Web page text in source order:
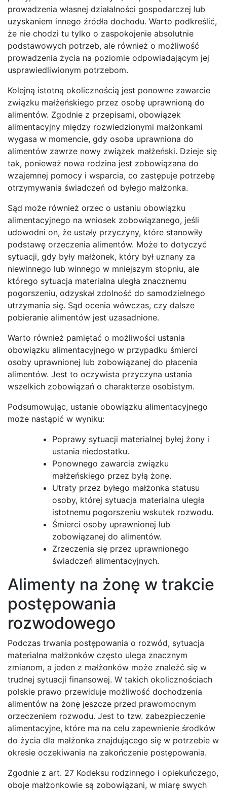
prowadzenia własnej działalności gospodarczej lub
uzyskaniem innego źródła dochodu. Warto podkreślić,
że nie chodzi tu tylko o zaspokojenie absolutnie
podstawowych potrzeb, ale również o możliwość
prowadzenia życia na poziomie odpowiadającym jej
usprawiedliwionym potrzebom.
Kolejną istotną okolicznością jest ponowne zawarcie
związku małżeńskiego przez osobę uprawnioną do
alimentów. Zgodnie z przepisami, obowiązek
alimentacyjny między rozwiedzionymi małżonkami
wygasa w momencie, gdy osoba uprawniona do
alimentów zawrze nowy związek małżeński. Dzieje się
tak, ponieważ nowa rodzina jest zobowiązana do
wzajemnej pomocy i wsparcia, co zastępuje potrzebę
otrzymywania świadczeń od byłego małżonka.
Sąd może również orzec o ustaniu obowiązku
alimentacyjnego na wniosek zobowiązanego, jeśli
udowodni on, że ustały przyczyny, które stanowiły
podstawę orzeczenia alimentów. Może to dotyczyć
sytuacji, gdy były małżonek, który był uznany za
niewinnego lub winnego w mniejszym stopniu, ale
którego sytuacja materialna uległa znacznemu
pogorszeniu, odzyskał zdolność do samodzielnego
utrzymania się. Sąd ocenia wówczas, czy dalsze
pobieranie alimentów jest uzasadnione.
Warto również pamiętać o możliwości ustania
obowiązku alimentacyjnego w przypadku śmierci
osoby uprawnionej lub zobowiązanej do płacenia
alimentów. Jest to oczywista przyczyna ustania
wszelkich zobowiązań o charakterze osobistym.
Podsumowując, ustanie obowiązku alimentacyjnego
może nastąpić w wyniku:
Poprawy sytuacji materialnej byłej żony i
ustania niedostatku.
Ponownego zawarcia związku
małżeńskiego przez byłą żonę.
Utraty przez byłego małżonka statusu
osoby, której sytuacja materialna uległa
istotnemu pogorszeniu wskutek rozwodu.
Śmierci osoby uprawnionej lub
zobowiązanej do alimentów.
Zrzeczenia się przez uprawnionego
świadczeń alimentacyjnych.
Alimenty na żonę w trakcie
postępowania
rozwodowego
Podczas trwania postępowania o rozwód, sytuacja
materialna małżonków często ulega znacznym
zmianom, a jeden z małżonków może znaleźć się w
trudnej sytuacji finansowej. W takich okolicznościach
polskie prawo przewiduje możliwość dochodzenia
alimentów na żonę jeszcze przed prawomocnym
orzeczeniem rozwodu. Jest to tzw. zabezpieczenie
alimentacyjne, które ma na celu zapewnienie środków
do życia dla małżonka znajdującego się w potrzebie w
okresie oczekiwania na zakończenie postępowania.
Zgodnie z art. 27 Kodeksu rodzinnego i opiekuńczego,
oboje małżonkowie są zobowiązani, w miarę swych